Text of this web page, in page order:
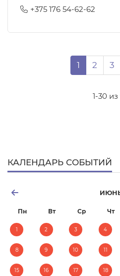
+375 176 54-62-62
Page
1 Page
2 3
1-30
КАЛЕНДАРЬ СОБЫТИЙ
Пн Вт Ср Чт
1 2 3 4
8 9 10 11
15 16 17 18